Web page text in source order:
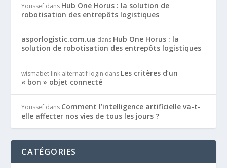
Youssef dans Hub One Horus : la solution de
robotisation des entrepôts logistiques
asporlogistic.com.ua dans Hub One Horus : la
solution de robotisation des entrepôts logistiques
wismabet link alternatif login dans Les critères d’un
« bon » objet connecté
Youssef dans Comment l’intelligence artificielle va-t-
elle affecter nos vies de tous les jours ?
CATÉGORIES